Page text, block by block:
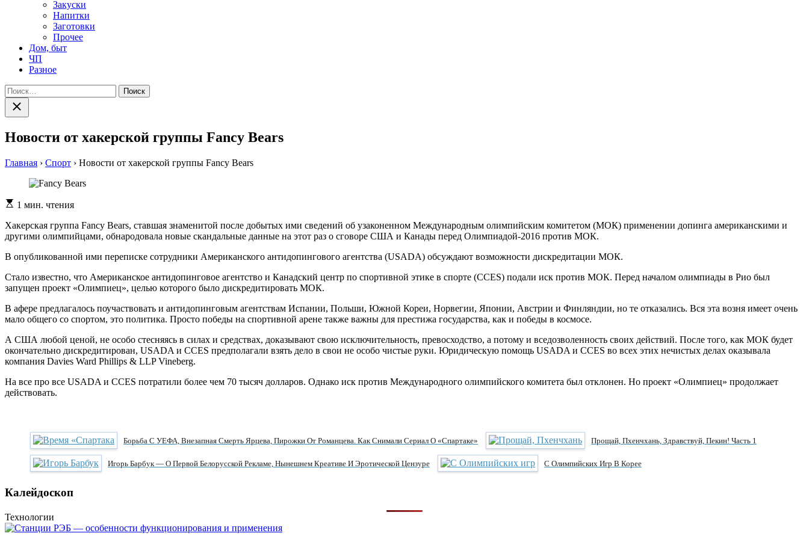
Закуски
Напитки
Заготовки
Прочее
Дом, быт
ЧП
Разное
Найти:
Закрыть
поиск
Новости от хакерской группы Fancy Bears
Главная › Спорт › Новости от хакерской группы Fancy Bears
Расчетное
чтения
1 мин. чтения
Хакерская группа Fancy Bears, ставшая знаменитой после добытых ими сведений об узаконенном Международным олимпийским комитетом (МОК) применении допинга американскими и
другими олимпийцами, обнародовала новые скандальные данные на этот раз о сговоре США и Канады перед Олимпиадой-2016 против МОК.
В опубликованной ими переписке сотрудники Американского антидопингового агентства (USADA) обсуждают возможности дискредитации МОК.
Стало известно, что Американское антидопинговое агентство и Канадский центр по спортивной этике в спорте (CCES) подали иск против МОК. Перед началом олимпиады в Рио был
запущен проект «Олимпиец», целью которого было дискредитировать МОК.
В афере предлагалось поучаствовать и антидопинговым агентствам Испании, Польши, Южной Кореи, Норвегии, Японии, Австрии и Финляндии, но те отказались. Вся эта возня имеет очень
мало общего со спортом, это политика. Просто победы на спортивной арене также важны для престижа государства, как и победы в космосе.
А США любой ценой, не особо стесняясь в силах и средствах, доказывают свою исключительность, превосходство, а потому и вседозволенность своих действий. После того, как МОК будет
окончательно дискредитирован, USADA и CCES предполагали взять дело в свои не особо чистые руки. Юридическую помощь USADA и CCES во всех этих нечистых делах оказывала
компания Davies Ward Phillips & LLP Vineberg.
На все про все USADA и CCES потратили более чем 70 тысяч долларов. Однако иск против Международного олимпийского комитета был отклонен. Но проект «Олимпиец» продолжает
действовать.
Борьба С УЕФА, Внезапная Смерть Ярцева, Пирожки От Романцева. Как Снимали Сериал О «Спартаке» Прощай, Пхенчхань, Здравствуй, Пекин! Часть 1
Игорь Барбук — О Первой Белорусской Рекламе, Нынешнем Креативе И Эротической Цензуре С Олимпийских Игр В Корее
Калейдоскоп
Технологии